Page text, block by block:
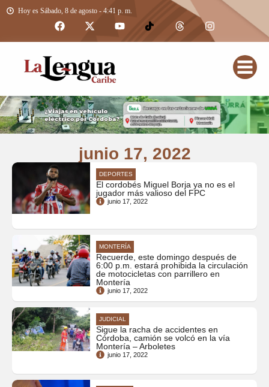
Hoy es Sábado, 8 de agosto - 4:41 p. m.
junio 17, 2022
DEPORTES
El cordobés Miguel Borja ya no es el
jugador más valioso del FPC
junio 17, 2022
MONTERÍA
Recuerde, este domingo después de
6:00 p.m. estará prohibida la circulación
de motocicletas con parrillero en
Montería
junio 17, 2022
JUDICIAL
Sigue la racha de accidentes en
Córdoba, camión se volcó en la vía
Montería – Arboletes
junio 17, 2022